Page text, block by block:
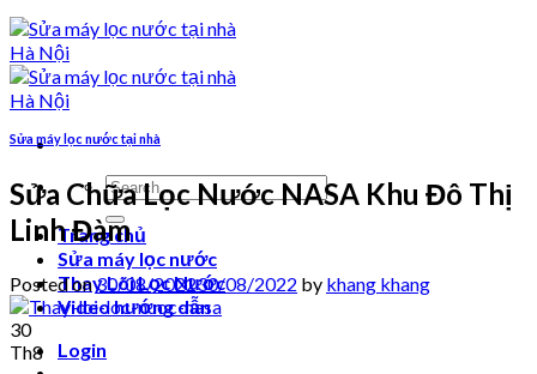
Search
for:
Trang chủ
Sửa máy lọc nước
Thay Lõi Lọc Nước
Video hướng dẫn
Login
Sửa máy lọc nước tại nhà
Sửa Chữa Lọc Nước NASA Khu Đô Thị
Linh Đàm
Posted on30/08/202230/08/2022 by khang khang
30
Th8